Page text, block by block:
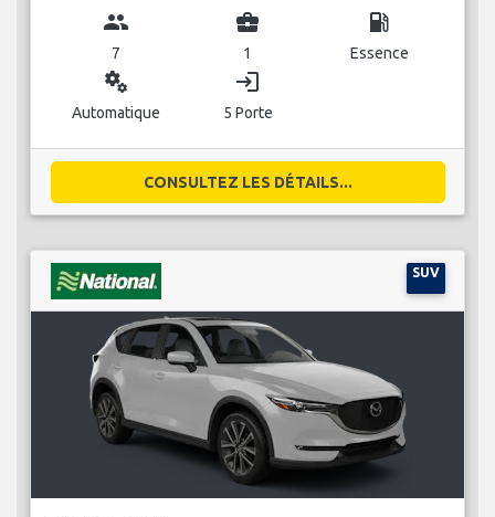
group
7
business_center
1
local_gas_station
Essence
miscellaneous_services
Automatique
login
5 Porte
CONSULTEZ LES DÉTAILS...
SUV